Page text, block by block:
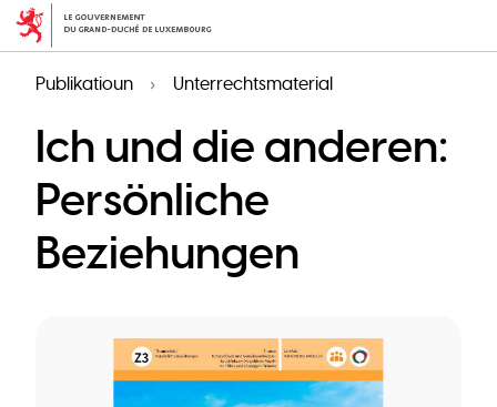
Skip
contentPublikatioun Unterrechtsmaterial
Ich und die anderen:
Persönliche
Beziehungen